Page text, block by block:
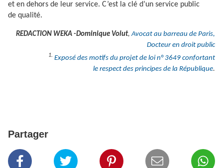
et en dehors de leur service. C’est la clé d’un service public
de qualité.
REDACTION WEKA -Dominique Volut,Avocat au barreau de Paris,
Docteur en droit public
1. Exposé des motifs du projet de loi n° 3649 confortant
le respect des principes de la République.
Partager